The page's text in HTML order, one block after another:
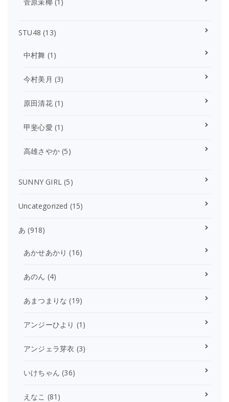
STU48 (13)
中村舞 (1)
今村美月 (3)
原田清花(1)
甲斐心愛 (1)
高雄さやか (5)
SUNNY GIRL (5)
Uncategorized (15)
あ (918)
あかせあかり (16)
あのん (4)
あまつまりな (19)
アンジーひより (1)
アンジェラ芽衣 (3)
いけちゃん (36)
えなこ (81)